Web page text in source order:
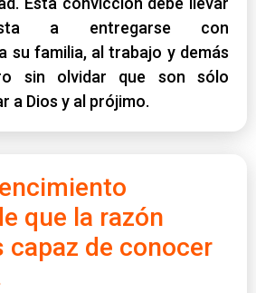
a entregarse con
su familia, al trabajo y demás
sin olvidar que son sólo
a Dios y al prójimo.
que la razón
capaz de conocer